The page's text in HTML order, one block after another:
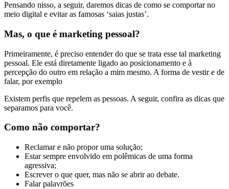
Pensando nisso, a seguir, daremos dicas de como se comportar no
meio digital e evitar as famosas ‘saias justas’.
Mas, o que é marketing pessoal?
Primeiramente, é preciso entender do que se trata esse tal marketing
pessoal. Ele está diretamente ligado ao posicionamento e à
percepção do outro em relação a mim mesmo. A forma de vestir e de
falar, por exemplo
Existem perfis que repelem as pessoas. A seguir, confira as dicas que
separamos para você.
Como não comportar?
Reclamar e não propor uma solução;
Estar sempre envolvido em polêmicas de uma forma
agressiva;
Escrever o que quer, mas não se abrir ao debate.
Falar palavrões